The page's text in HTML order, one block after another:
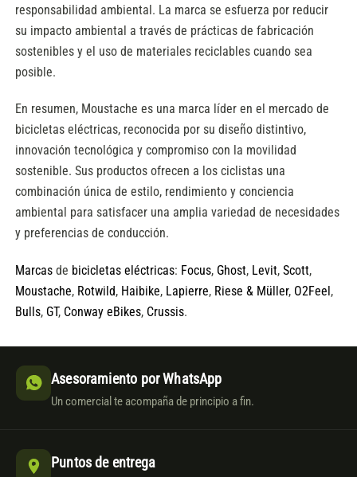
responsabilidad ambiental. La marca se esfuerza por reducir
su impacto ambiental a través de prácticas de fabricación
sostenibles y el uso de materiales reciclables cuando sea
posible.
En resumen, Moustache es una marca líder en el mercado de
bicicletas eléctricas, reconocida por su diseño distintivo,
innovación tecnológica y compromiso con la movilidad
sostenible. Sus productos ofrecen a los ciclistas una
combinación única de estilo, rendimiento y conciencia
ambiental para satisfacer una amplia variedad de necesidades
y preferencias de conducción.
Marcas de bicicletas eléctricas: Focus, Ghost, Levit, Scott,
Moustache, Rotwild, Haibike, Lapierre, Riese & Müller, O2Feel ,
Bulls, GT, Conway eBikes, Crussis.
Asesoramiento por WhatsApp
Un comercial te acompaña de principio a fin.
Puntos de entrega